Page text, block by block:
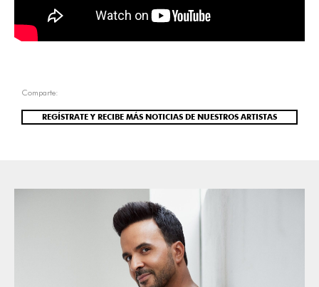
Comparte:
REGÍSTRATE Y RECIBE MÁS NOTICIAS DE NUESTROS ARTISTAS